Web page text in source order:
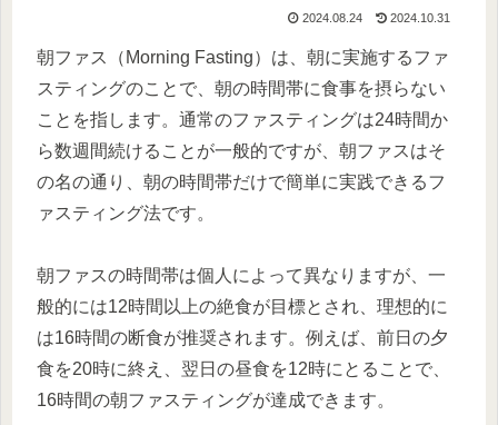
2024.08.24 2024.10.31
朝ファス（Morning Fasting）は、朝に実施するファ
スティングのことで、朝の時間帯に食事を摂らない
ことを指します。通常のファスティングは24時間か
ら数週間続けることが一般的ですが、朝ファスはそ
の名の通り、朝の時間帯だけで簡単に実践できるフ
ァスティング法です。
朝ファスの時間帯は個人によって異なりますが、一
般的には12時間以上の絶食が目標とされ、理想的に
は16時間の断食が推奨されます。例えば、前日の夕
食を20時に終え、翌日の昼食を12時にとることで、
16時間の朝ファスティングが達成できます。